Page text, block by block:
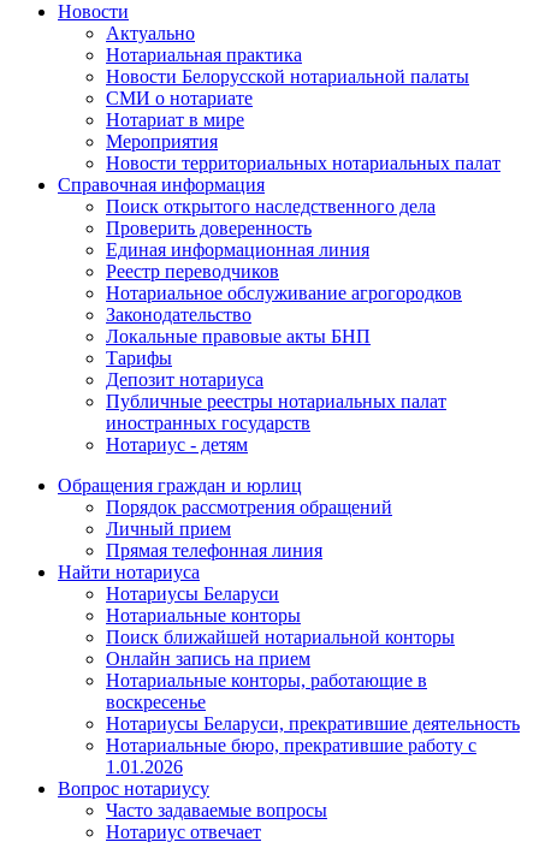
Новости
Актуально
Нотариальная практика
Новости Белорусской нотариальной палаты
СМИ о нотариате
Нотариат в мире
Мероприятия
Новости территориальных нотариальных палат
Справочная информация
Поиск открытого наследственного дела
Проверить доверенность
Единая информационная линия
Реестр переводчиков
Нотариальное обслуживание агрогородков
Законодательство
Локальные правовые акты БНП
Тарифы
Депозит нотариуса
Публичные реестры нотариальных палат
иностранных государств
Нотариус - детям
Обращения граждан и юрлиц
Порядок рассмотрения обращений
Личный прием
Прямая телефонная линия
Найти нотариуса
Нотариусы Беларуси
Нотариальные конторы
Поиск ближайшей нотариальной конторы
Онлайн запись на прием
Нотариальные конторы, работающие в
воскресенье
Нотариусы Беларуси, прекратившие деятельность
Нотариальные бюро, прекратившие работу с
1.01.2026
Вопрос нотариусу
Часто задаваемые вопросы
Нотариус отвечает